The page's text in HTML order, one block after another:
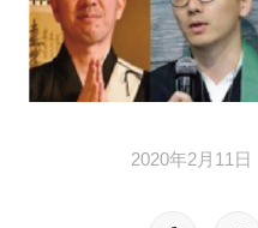
2020年2月11日